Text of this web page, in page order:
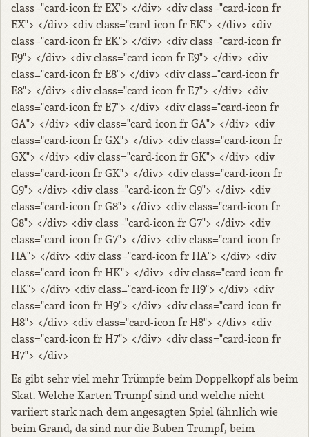
class="card-icon fr EX"> </div> <div class="card-icon fr
EX"> </div> <div class="card-icon fr EK"> </div> <div
class="card-icon fr EK"> </div> <div class="card-icon fr
E9"> </div> <div class="card-icon fr E9"> </div> <div
class="card-icon fr E8"> </div> <div class="card-icon fr
E8"> </div> <div class="card-icon fr E7"> </div> <div
class="card-icon fr E7"> </div> <div class="card-icon fr
GA"> </div> <div class="card-icon fr GA"> </div> <div
class="card-icon fr GX"> </div> <div class="card-icon fr
GX"> </div> <div class="card-icon fr GK"> </div> <div
class="card-icon fr GK"> </div> <div class="card-icon fr
G9"> </div> <div class="card-icon fr G9"> </div> <div
class="card-icon fr G8"> </div> <div class="card-icon fr
G8"> </div> <div class="card-icon fr G7"> </div> <div
class="card-icon fr G7"> </div> <div class="card-icon fr
HA"> </div> <div class="card-icon fr HA"> </div> <div
class="card-icon fr HK"> </div> <div class="card-icon fr
HK"> </div> <div class="card-icon fr H9"> </div> <div
class="card-icon fr H9"> </div> <div class="card-icon fr
H8"> </div> <div class="card-icon fr H8"> </div> <div
class="card-icon fr H7"> </div> <div class="card-icon fr
H7"> </div>
Es gibt sehr viel mehr Trümpfe beim Doppelkopf als beim
Skat. Welche Karten Trumpf sind und welche nicht
variiert stark nach dem angesagten Spiel (ähnlich wie
beim Grand, da sind nur die Buben Trumpf, beim